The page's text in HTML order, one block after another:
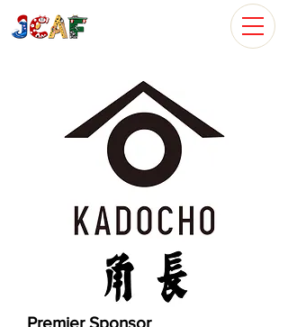
Premier Sponsor